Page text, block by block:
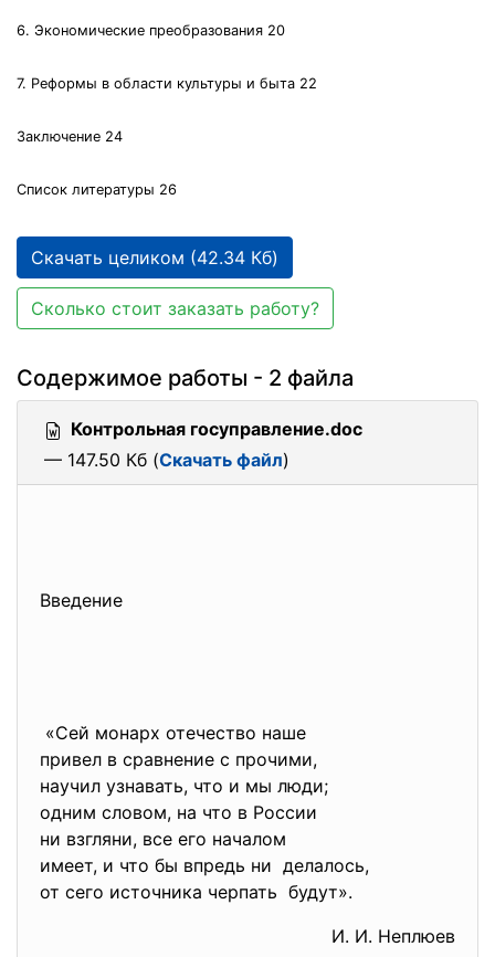
6. Экономические преобразования 20
7. Реформы в области культуры и быта 22
Заключение 24
Список литературы 26
Скачать целиком (42.34 Кб)
Сколько стоит заказать работу?
Содержимое работы - 2 файла
Контрольная госуправление.doc
— 147.50 Кб (Скачать файл)
Введение
«Сей монарх отечество наше
привел в сравнение с прочими,
научил узнавать, что и мы люди;
одним словом, на что в России
ни взгляни, все его началом
имеет, и что бы впредь ни делалось,
от сего источника черпать будут».
И. И. Неплюев